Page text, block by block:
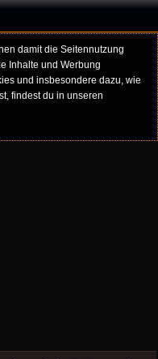
damit die Seitennutzung
Inhalte und Werbung
und insbesondere dazu, wie
findest du in unseren